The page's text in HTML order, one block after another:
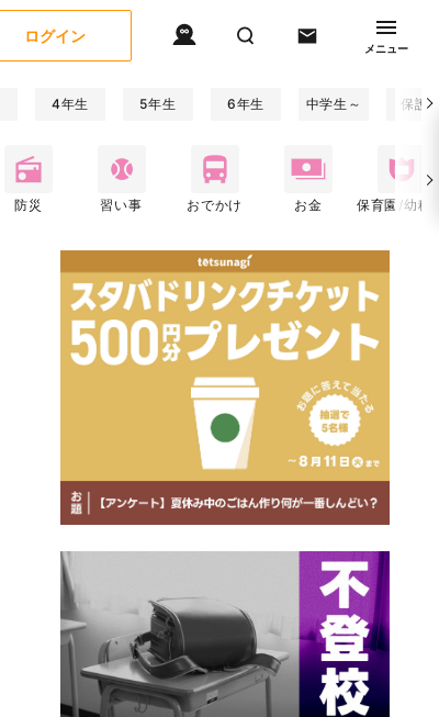
ログイン
メニュー
4年生 5年生 6年生 中学生～ 保護
防災 習い事 おでかけ お金 保育園/幼稚